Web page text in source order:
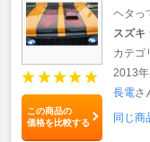
この商品の
価格を比較する
ヘタっ
スズキ
カテゴ
2013
長電さ
同じ商